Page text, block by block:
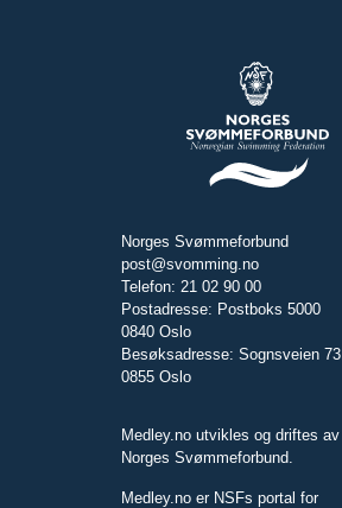
Norges Svømmeforbund
post@svomming.no
Telefon: 21 02 90 00
Postadresse: Postboks 5000
0840 Oslo
Besøksadresse: Sognsveien 73
0855 Oslo
Medley.no utvikles og driftes av
Norges Svømmeforbund.
Medley.no er NSFs portal for